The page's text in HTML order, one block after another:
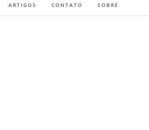
ARTIGOS CONTATO SOBRE